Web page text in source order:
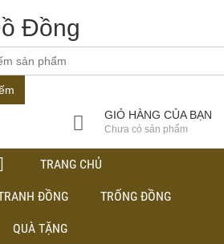
GIỎ HÀNG CỦA BẠN
Chưa có sản phẩm
TRANG CHỦ
ĐỒNG TRỐNG ĐỒNG
QUÀ TẶNG